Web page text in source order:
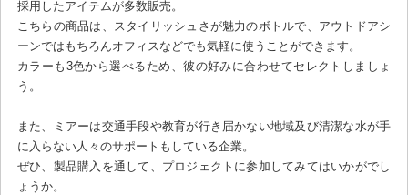
採用したアイテムが多数販売。
こちらの商品は、スタイリッシュさが魅力のボトルで、アウトドアシ
ーンではもちろんオフィスなどでも気軽に使うことができます。
カラーも3色から選べるため、彼の好みに合わせてセレクトしましょ
う。
また、ミアーは交通手段や教育が行き届かない地域及び清潔な水が手
に入らない人々のサポートもしている企業。
ぜひ、製品購入を通して、プロジェクトに参加してみてはいかがでし
ょうか。